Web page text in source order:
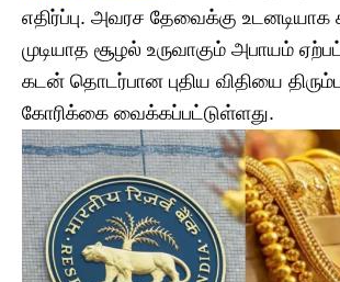
எதிர்ப்பு. அவரச தேவைக்கு
முடியாத சூழல் உருவாகும் அபாயம்
கடன் தொடர்பான புதிய விதியை
கோரிக்கை வைக்கப்பட்டுள்ளது.